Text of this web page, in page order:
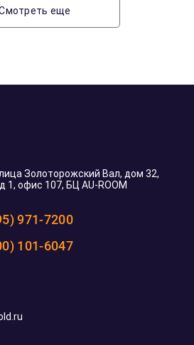
еще
Золоторожский Вал, дом 32,
1, офис 107, БЦ AU-ROOM
971-7200
101-6047